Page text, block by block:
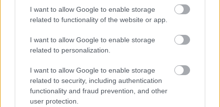
I want to allow Google to enable storage
related to functionality of the website or app.
I want to allow Google to enable storage
related to personalization.
I want to allow Google to enable storage
related to security, including authentication
functionality and fraud prevention, and other
user protection.
Hírlevél feliratkozás
Adja meg keresztnevét:
Adja
meg e-mail címét:
Megismertem és elfogadom aGDPR-szabályzat